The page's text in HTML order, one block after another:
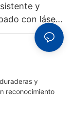
y
con láser,
con